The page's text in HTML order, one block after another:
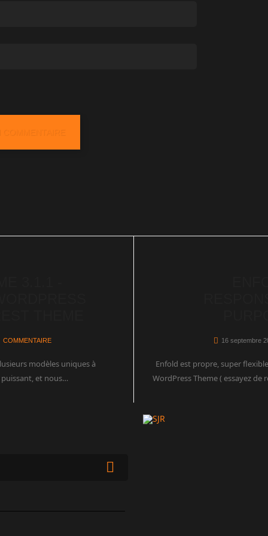
COMMENTAIRE
modèles uniques à
et nous…
16 septembre
Enfold est propre, super
WordPress Theme ( essayez